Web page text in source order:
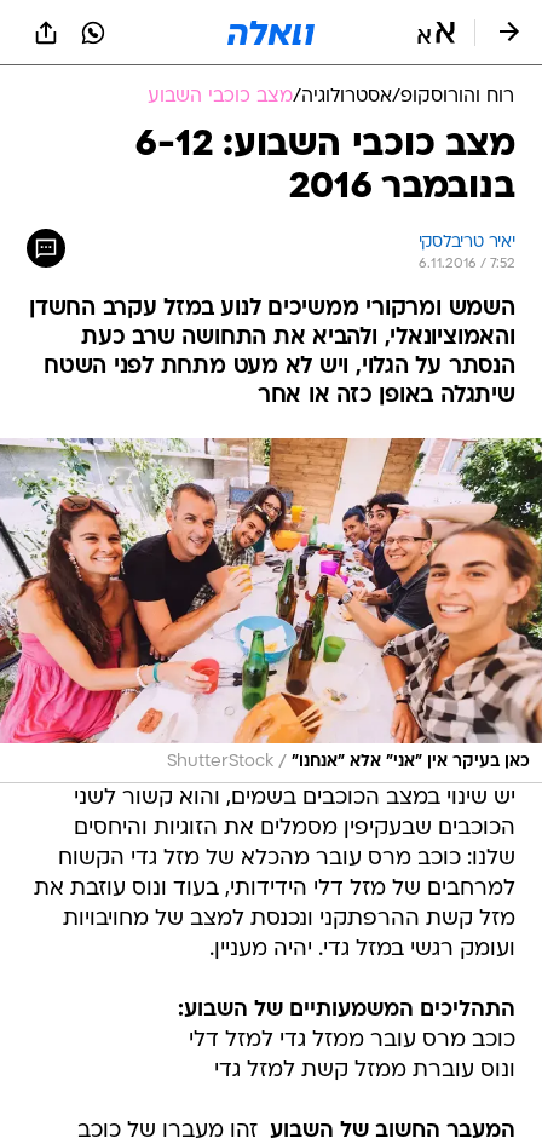
רוח והורוסקופ/אסטרולוגיה/מצב כוכבי השבוע
מצב כוכבי השבוע: 6-12
בנובמבר 2016
יאיר טריבלסקי
6.11.2016 / 7:52
השמש ומרקורי ממשיכים לנוע במזל עקרב החשדן
והאמוציונאלי, ולהביא את התחושה שרב כעת
הנסתר על הגלוי, ויש לא מעט מתחת לפני השטח
שיתגלה באופן כזה או אחר
כאן בעיקר אין "אני" אלא "אנחנו" /
ShutterStock
יש שינוי במצב הכוכבים בשמים, והוא קשור לשני
הכוכבים שבעקיפין מסמלים את הזוגיות והיחסים
שלנו: כוכב מרס עובר מהכלא של מזל גדי הקשוח
למרחבים של מזל דלי הידידותי, בעוד ונוס עוזבת את
מזל קשת ההרפתקני ונכנסת למצב של מחויבויות
ועומק רגשי במזל גדי. יהיה מעניין.
התהליכים המשמעותיים של השבוע:
כוכב מרס עובר ממזל גדי למזל דלי
ונוס עוברת ממזל קשת למזל גדי
המעבר החשוב של השבוע  זהו מעברו של כוכב